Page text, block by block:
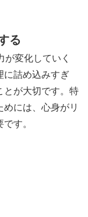
る
変化していく
に詰め込みすぎ
とが大切です。特
には、心身がリ
す。